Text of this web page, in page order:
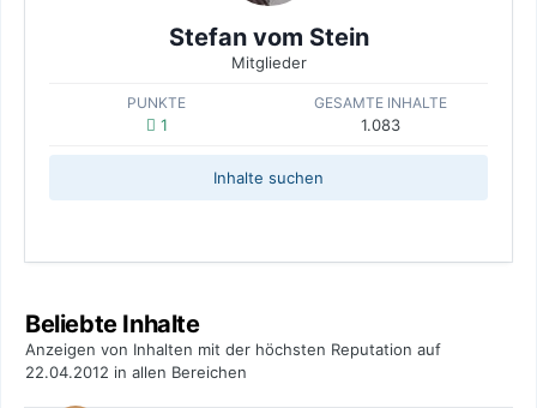
Stefan vom Stein
Mitglieder
PUNKTE
1
GESAMTE INHALTE
1.083
Inhalte suchen
Beliebte Inhalte
Anzeigen von Inhalten mit der höchsten Reputation auf
22.04.2012 in allen Bereichen